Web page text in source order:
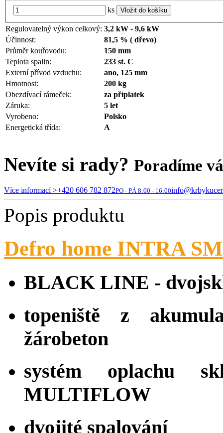
ks Vložit do košíku
Regulovatelný výkon celkový: 3,2 kW - 9,6 kW
Účinnost:
81,5 % ( dřevo)
Průměr kouřovodu:
150 mm
Teplota spalin:
233 st. C
Externí přívod vzduchu:
ano, 125 mm
Hmotnost:
200 kg
Obezdívací rámeček:
za příplatek
Záruka:
5 let
Vyrobeno:
Polsko
Energetická třída:
A
Nevíte si rady? Poradíme
Více informací >+420 606 782 872PO - PÁ 8:00 - 16:00
Popis produktu
Defro home INTRA
BLACK LINE -
topeniště z
žárobeton
systém oplachu
MULTIFLOW
dvojité spalování